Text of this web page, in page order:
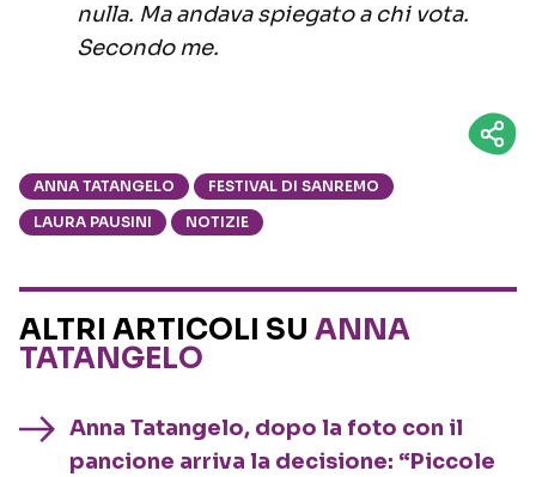
nulla. Ma andava spiegato a chi vota.
Secondo me.
ANNA TATANGELO
FESTIVAL DI SANREMO
LAURA PAUSINI
NOTIZIE
ALTRI ARTICOLI SU ANNA
TATANGELO
Anna Tatangelo, dopo la foto con il
pancione arriva la decisione: “Piccole